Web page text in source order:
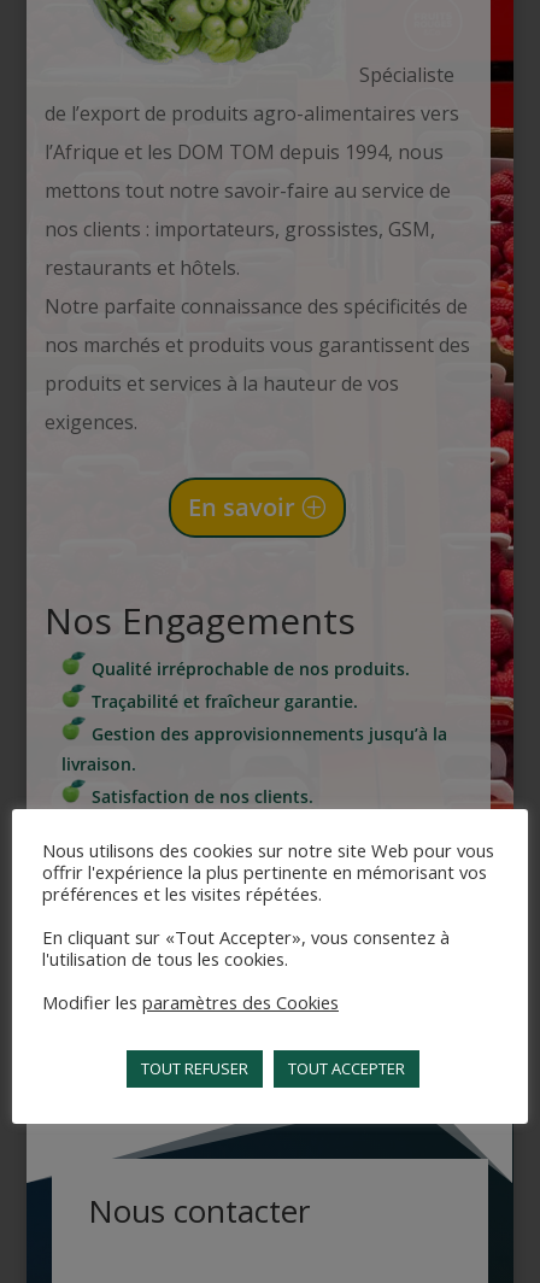
Spécialiste
de l’export de produits agro-alimentaires vers
l’Afrique et les DOM TOM depuis 1994, nous
mettons tout notre savoir-faire au service de
nos clients : importateurs, grossistes, GSM,
restaurants et hôtels.
Notre parfaite connaissance des spécificités de
nos marchés et produits vous garantissent des
produits et services à la hauteur de vos
exigences.
En savoir
Nos Engagements
Qualité irréprochable de nos produits.
Traçabilité et fraîcheur garantie.
Gestion des approvisionnements jusqu’à la
livraison.
Satisfaction de nos clients.
Service sur-mesure.
Demande de cotation
Nous contacter
Nous utilisons des cookies sur notre site Web pour vous
offrir l'expérience la plus pertinente en mémorisant vos
préférences et les visites répétées.
En cliquant sur «Tout Accepter», vous consentez à
l'utilisation de tous les cookies.
Modifier les paramètres des Cookies
TOUT REFUSER TOUT ACCEPTER